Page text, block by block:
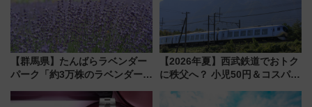
【群馬県】たんばらラベンダー
パーク「約3万株のラベンダー」
で都心から約1時間半で夏の絶景
【2026年夏】西武鉄道でおトク
に秩父へ？ 小児50円＆コスパ最
族旅行！ 深夜の正丸トンネル探